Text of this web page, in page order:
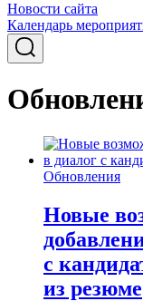
Новости сайта
Календарь
Обновления
Новые
с
из резюме